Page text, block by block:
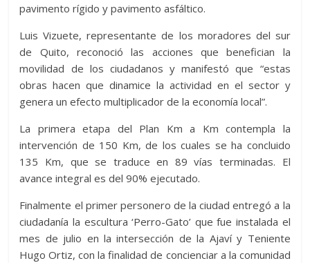
pavimento rígido y pavimento asfáltico.
Luis Vizuete, representante de los moradores del sur
de Quito, reconoció las acciones que benefician la
movilidad de los ciudadanos y manifestó que “estas
obras hacen que dinamice la actividad en el sector y
genera un efecto multiplicador de la economía local”.
La primera etapa del Plan Km a Km contempla la
intervención de 150 Km, de los cuales se ha concluido
135 Km, que se traduce en 89 vías terminadas. El
avance integral es del 90% ejecutado.
Finalmente el primer personero de la ciudad entregó a la
ciudadanía la escultura ‘Perro-Gato’ que fue instalada el
mes de julio en la intersección de la Ajaví y Teniente
Hugo Ortiz, con la finalidad de concienciar a la comunidad